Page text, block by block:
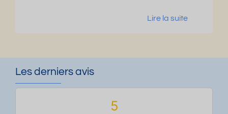
Lire la suite
Les derniers avis
5